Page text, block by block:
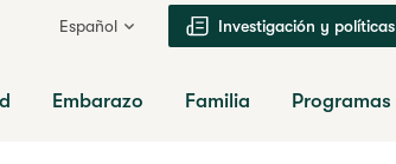
Español Investigación y políticas
Embarazo Familia Programas